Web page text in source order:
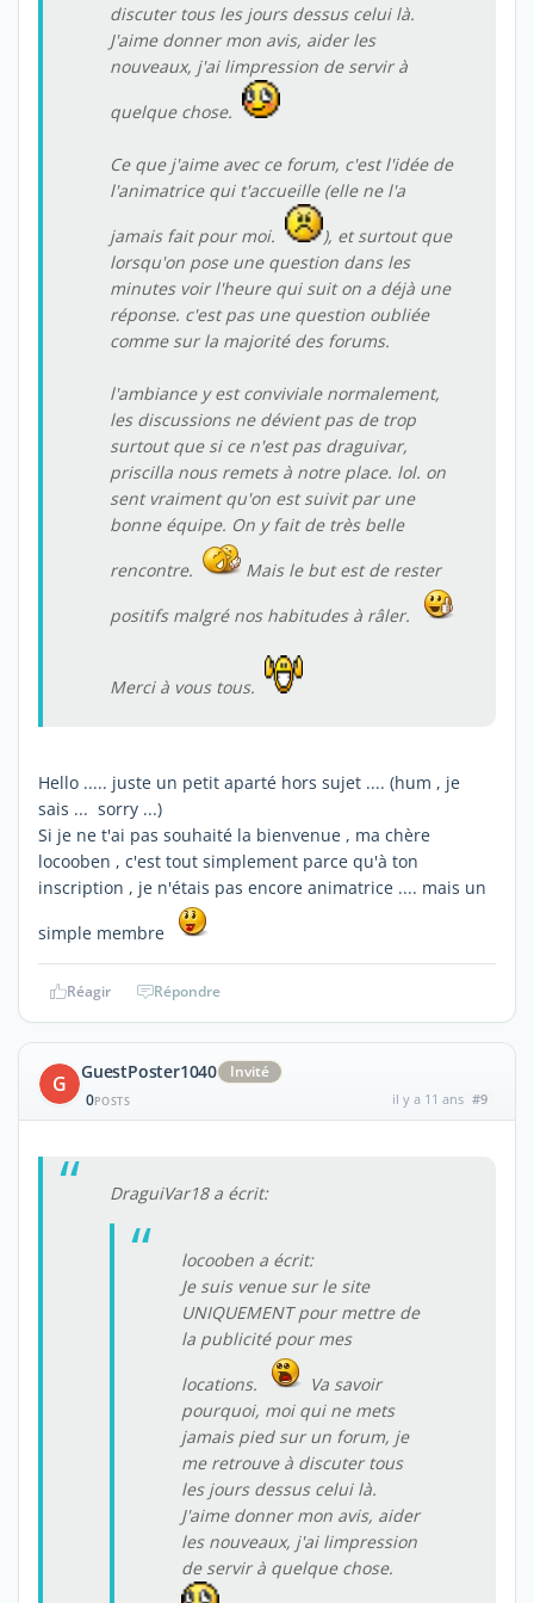
discuter tous les jours dessus celui là.
J'aime donner mon avis, aider les
nouveaux, j'ai limpression de servir à
quelque chose.
Ce que j'aime avec ce forum, c'est l'idée de
l'animatrice qui t'accueille (elle ne l'a
jamais fait pour moi.
), et surtout que
lorsqu'on pose une question dans les
minutes voir l'heure qui suit on a déjà une
réponse. c'est pas une question oubliée
comme sur la majorité des forums.
l'ambiance y est conviviale normalement,
les discussions ne dévient pas de trop
surtout que si ce n'est pas draguivar,
priscilla nous remets à notre place. lol. on
sent vraiment qu'on est suivit par une
bonne équipe. On y fait de très belle
rencontre.
Mais le but est de rester
positifs malgré nos habitudes à râler.
Merci à vous tous.
Hello ..... juste un petit aparté hors sujet .... (hum , je
sais ... sorry ...)
Si je ne t'ai pas souhaité la bienvenue , ma chère
locooben , c'est tout simplement parce qu'à ton
inscription , je n'étais pas encore animatrice .... mais un
simple membre
Réagir Répondre
G GuestPoster1040
Invité
0POSTS il y a 11 ans #9
DraguiVar18 a écrit:
locooben a écrit:
Je suis venue sur le site
UNIQUEMENT pour mettre de
la publicité pour mes
locations.
Va savoir
pourquoi, moi qui ne mets
jamais pied sur un forum, je
me retrouve à discuter tous
les jours dessus celui là.
J'aime donner mon avis, aider
les nouveaux, j'ai limpression
de servir à quelque chose.